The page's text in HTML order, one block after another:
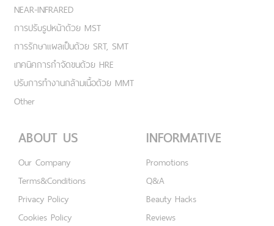
NEAR-INFRARED
การปรับรูปหน้าด้วย MST
การรักษาแผลเป็นด้วย SRT, SMT
เทคนิคการกำจัดขนด้วย HRE
ปรับการทำงานกล้ามเนื้อด้วย MMT
Other
ABOUT US
Our Company
Terms&Conditions
Privacy Policy
Cookies Policy
INFORMATIVE
Promotions
Q&A
Beauty Hacks
Reviews